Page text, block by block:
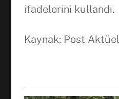
ifadelerini kullandı.
Kaynak: Post Aktüel